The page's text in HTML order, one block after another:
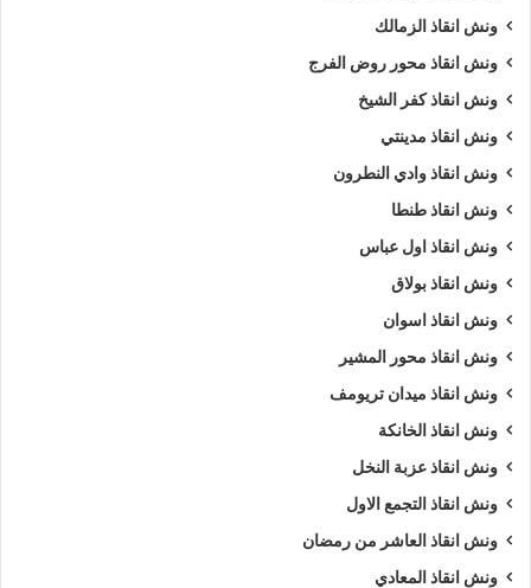
ونش انقاذ الزمالك
ونش انقاذ محور روض الفرج
ونش انقاذ كفر الشيخ
ونش انقاذ مدينتي
ونش انقاذ وادي النطرون
ونش انقاذ طنطا
ونش انقاذ اول عباس
ونش انقاذ بولاق
ونش انقاذ اسوان
ونش انقاذ محور المشير
ونش انقاذ ميدان تريومف
ونش انقاذ الخانكة
ونش انقاذ عزبة النخل
ونش انقاذ التجمع الاول
ونش انقاذ العاشر من رمضان
ونش انقاذ المعادي